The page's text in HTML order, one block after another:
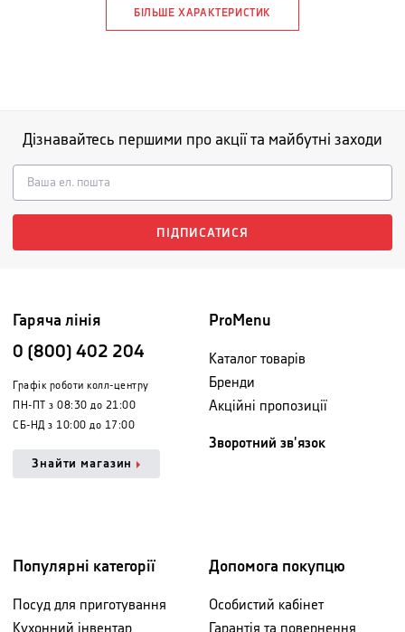
БІЛЬШЕ ХАРАКТЕРИСТИК
Дізнавайтесь першими про акції та майбутні заходи
ПІДПИСАТИСЯ
Гаряча лінія
0 (800) 402 204
Графік роботи колл-центру
ПН-ПТ з 08:30 до 21:00
СБ-НД з 10:00 до 17:00
Знайти магазин
ProMenu
Каталог товарів
Бренди
Акційні пропозиції
Зворотний зв'язок
Популярні категорії
Посуд для приготування
Кухонний інвентар
Допомога покупцю
Особистий кабінет
Гарантія та повернення